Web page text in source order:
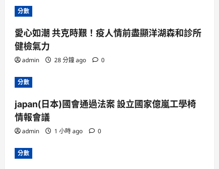
分數
愛心如潮 共克時艱！疫人情前盡顯洋湖森和診所
健檢氣力
admin 28 分鐘 ago 0
分數
japan(日本)國會通過法案 設立國家億嵐工學椅
情報會議
admin 1 小時 ago 0
分數